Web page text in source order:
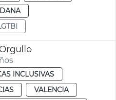
INCLUSIVAS
VALENCIA